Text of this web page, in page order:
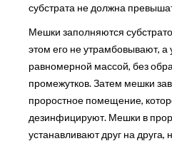
субстрата не должна
Мешки заполняются
этом его не утрамбовывают,
равномерной массой, без
промежутков. Затем мешки
проростное помещение,
дезинфицируют. Мешки в
устанавливают друг на